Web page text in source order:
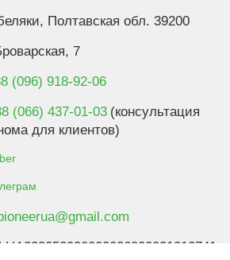
Полтавская обл. 39200
7
(096) 918-92-06
(066) 437-01-03 (консультация
для клиентов)
UA233052990000026000031212741